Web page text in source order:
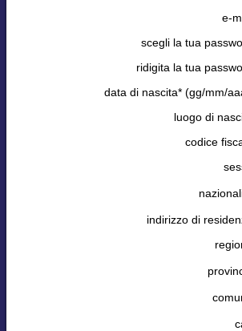
e-
scegli la tua
ridigita la tua
data di nascita* (gg/mm/
luogo di
codice
indirizzo di